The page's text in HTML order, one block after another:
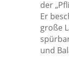
der
Er
große
und